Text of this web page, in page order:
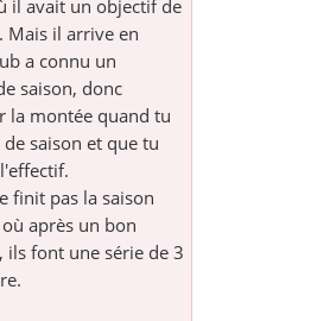
il avait un objectif de
Mais il arrive en
a connu un
saison, donc
la montée quand tu
saison et que tu
finit pas la saison
après un bon
ils font une série de 3